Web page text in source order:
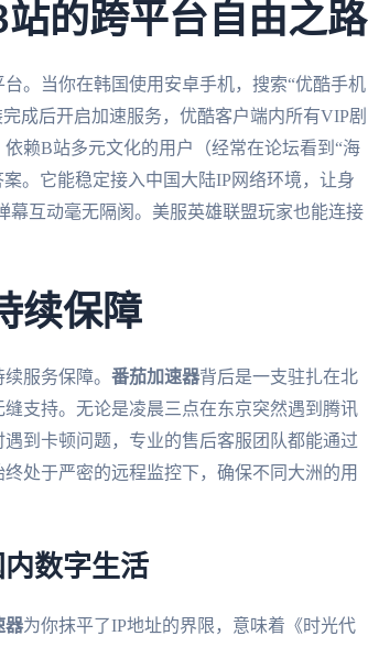
的跨平台自由之路
。当你在韩国使用安卓手机，搜索“优酷手机
成后开启加速服务，优酷客户端内所有VIP剧
赖B站多元文化的用户（经常在论坛看到“海
。它能稳定接入中国大陆IP网络环境，让身
幕互动毫无隔阂。美服英雄联盟玩家也能连接
续保障
服务保障。 番茄加速器背后是一支驻扎在北
支持。无论是凌晨三点在东京突然遇到腾讯
到卡顿问题，专业的售后客服团队都能通过
处于严密的远程监控下，确保不同大洲的用
数字生活
器为你抹平了IP地址的界限，意味着《时光代